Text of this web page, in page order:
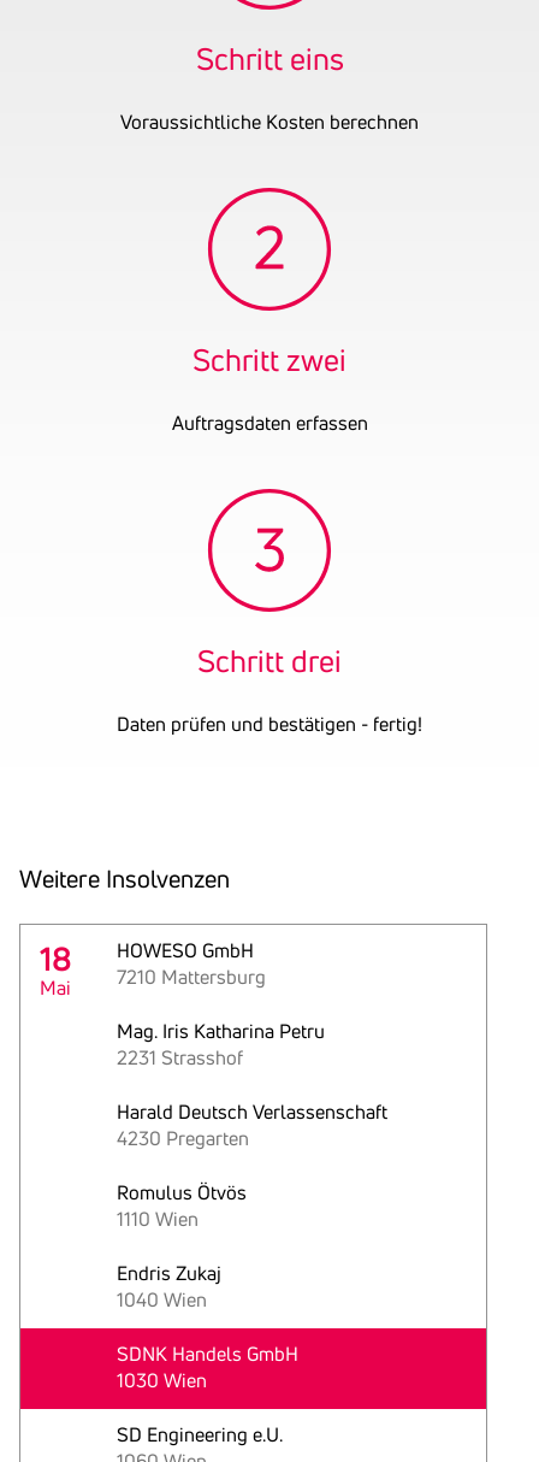
Firmenbuchnummer
FN 630870 a
OENB-Nummer
31207421
Schritt eins
Voraussichtliche Kosten berechnen
Schritt zwei
Auftragsdaten erfassen
Schritt drei
Daten prüfen und bestätigen - fertig!
Weitere Insol­venzen
18
Mai
HOWESO GmbH
7210 Mattersburg
Mag. Iris Katharina Petru
2231 Strasshof
Harald Deutsch Verlassenschaft
4230 Pregarten
Romulus Ötvös
1110 Wien
Endris Zukaj
1040 Wien
SDNK Handels GmbH
1030 Wien
SD Engineering e.U.